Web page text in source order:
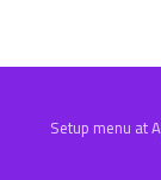
Setup menu at